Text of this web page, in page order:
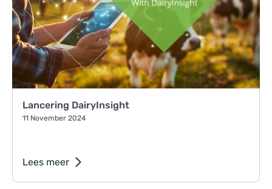
Lancering DairyInsight
11 November 2024
Lees meer